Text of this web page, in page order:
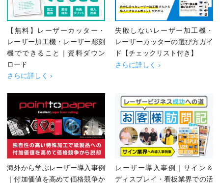
【無料】レーザーカッター・
レーザー加工機・レーザー彫刻
機でできること｜資料ダウン
ロード
さらに詳しく ›
失敗しないレーザー加工機・
レーザーカッターの選び方ガイ
ド【チェックリスト付き】
さらに詳しく ›
海外から学ぶレーザー導入事例
｜付加価値を高めて価格競争か
レーザー導入事例｜サイン＆
ディスプレイ・看板業界での活